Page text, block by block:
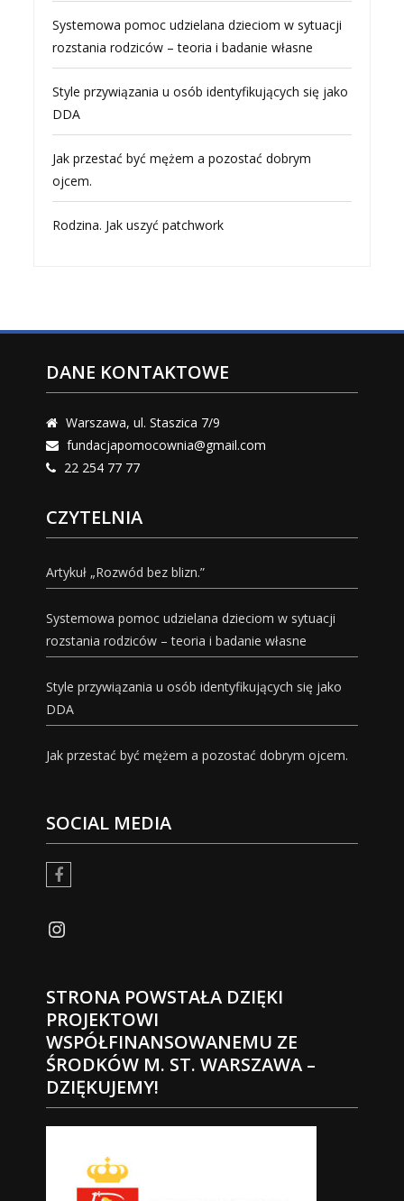
Systemowa pomoc udzielana dzieciom w sytuacji
rozstania rodziców – teoria i badanie własne
Style przywiązania u osób identyfikujących się jako
DDA
Jak przestać być mężem a pozostać dobrym
ojcem.
Rodzina. Jak uszyć patchwork
DANE KONTAKTOWE
Warszawa, ul. Staszica 7/9
fundacjapomocownia@gmail.com
22 254 77 77
CZYTELNIA
Artykuł „Rozwód bez blizn.”
Systemowa pomoc udzielana dzieciom w sytuacji
rozstania rodziców – teoria i badanie własne
Style przywiązania u osób identyfikujących się jako
DDA
Jak przestać być mężem a pozostać dobrym ojcem.
SOCIAL MEDIA
Instagram
STRONA POWSTAŁA DZIĘKI
PROJEKTOWI
WSPÓŁFINANSOWANEMU ZE
ŚRODKÓW M. ST. WARSZAWA –
DZIĘKUJEMY!